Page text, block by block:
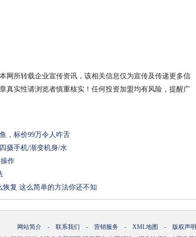
网所转载企业宣传资讯，该相关信息仅为宣传及传递更多信
真实性请浏览者慎重核实！任何投资加盟均有风险，提醒广
，标价99万令人咋舌
摄手机/渐变机身/水
作
复 这么简单的方法你还不知
网站简介 - 联系我们 - 营销服务 - XML地图 - 版权声明